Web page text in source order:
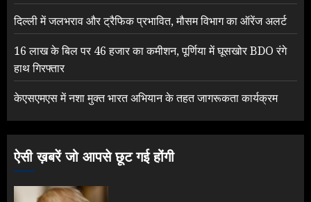
दिल्ली में जलभराव और ट्रैफिक प्रभावित, मौसम विभाग का ऑरेंज अलर्ट
16 लाख के बिल पर 46 हजार का कमीशन, पूर्णिया में घूसखोर BDO रंगे
हाथ गिरफ्तार
केएसएमएस में नशा मुक्त भारत अभियान के तहत जागरूकता कार्यक्रम
ऐसी ख़बरें जो आपसे छूट गई होंगी